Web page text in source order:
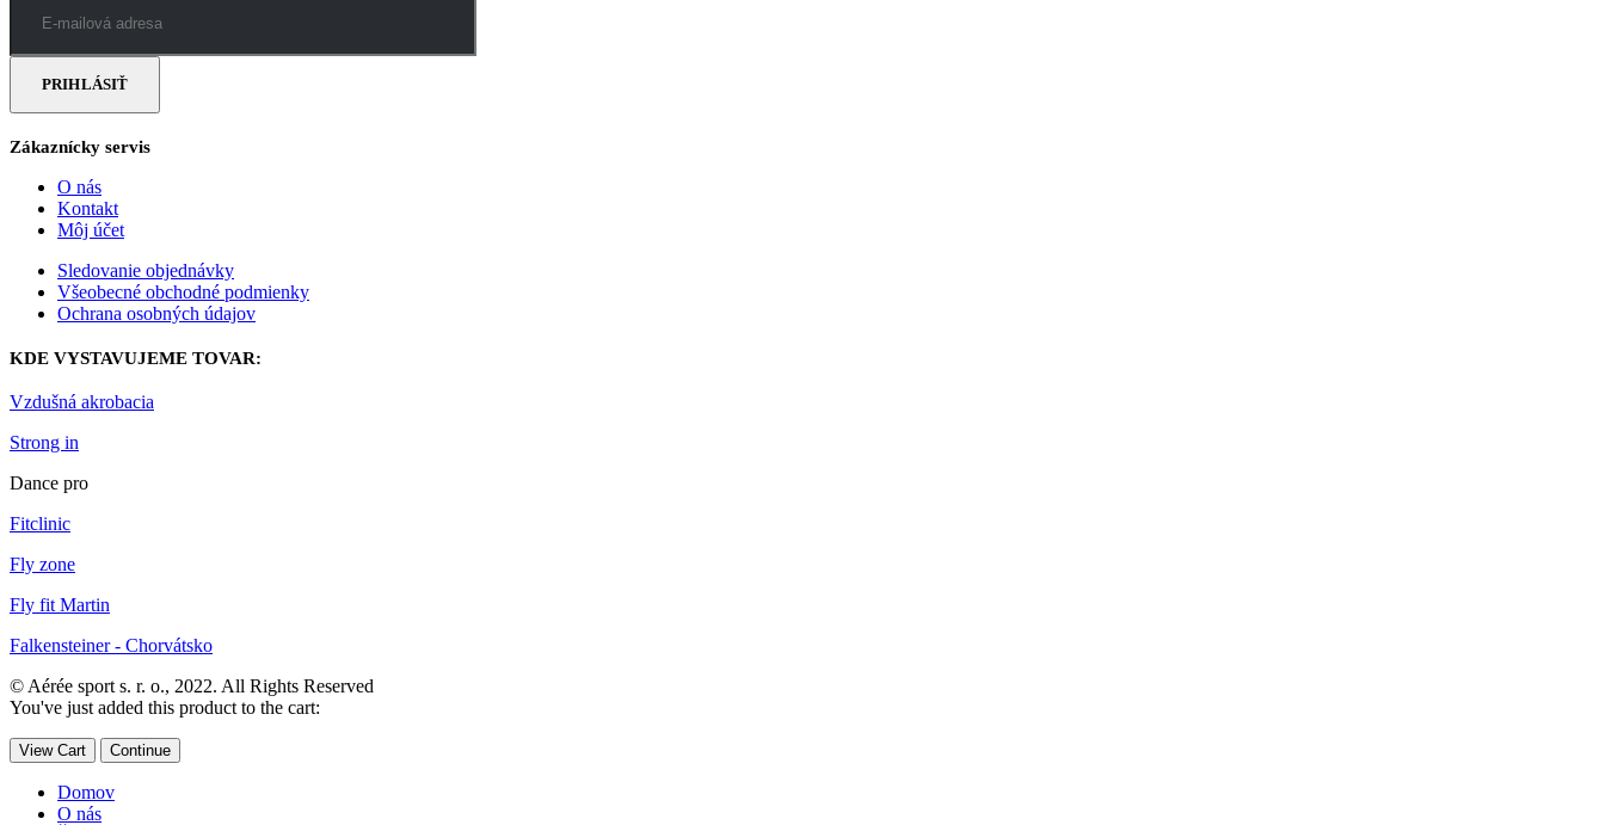
Zákaznícky servis
O nás
Kontakt
Môj účet
Sledovanie objednávky
Všeobecné obchodné podmienky
Ochrana osobných údajov
KDE VYSTAVUJEME TOVAR:
Vzdušná akrobacia
Strong in
Dance pro
Fitclinic
Fly zone
Fly fit Martin
Falkensteiner - Chorvátsko
© Aérée sport s. r. o., 2022. All Rights Reserved
You've just added this product to the cart:
View Cart Continue
Domov
O nás